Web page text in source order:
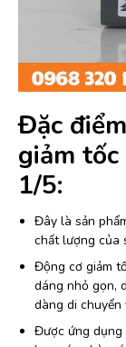
Đặc
giảm
1/5:
Đây là sản
chất lượng của
Động cơ giảm
dáng nhỏ gọn,
dàng di chuyển
Được ứng dụng